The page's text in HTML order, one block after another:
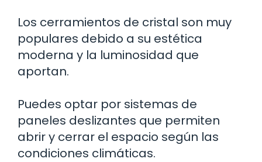
Los cerramientos de cristal son muy
populares debido a su estética
moderna y la luminosidad que
aportan.
Puedes optar por sistemas de
paneles deslizantes que permiten
abrir y cerrar el espacio según las
condiciones climáticas.